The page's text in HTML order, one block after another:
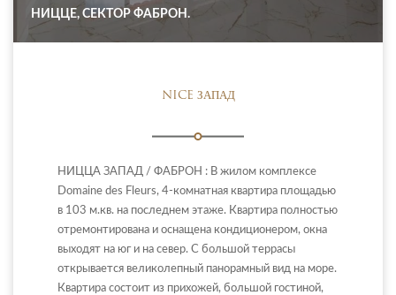
НИЦЦЕ, СЕКТОР ФАБРОН.
NICE ЗАПАД
НИЦЦА ЗАПАД / ФАБРОН : В жилом комплексе
Domaine des Fleurs, 4-комнатная квартира площадью
в 103 м.кв. на последнем этаже. Квартира полностью
отремонтирована и оснащена кондиционером, окна
выходят на юг и на север. С большой террасы
открывается великолепный панорамный вид на море.
Квартира состоит из прихожей, большой гостиной,